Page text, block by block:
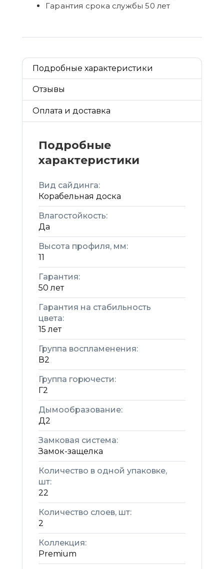
Гарантия срока службы 50 лет
Подробные характеристики
Отзывы
Оплата и доставка
Подробные
характеристики
Вид сайдинга:
Корабельная доска
Влагостойкость:
Да
Высота профиля, мм:
11
Гарантия:
50 лет
Гарантия на стабильность
цвета:
15 лет
Группа воспламенения:
В2
Группа горючести:
Г2
Дымообразование:
Д2
Замковая система:
Замок-защелка
Количество в одной упаковке,
шт:
22
Количество слоев, шт:
2
Коллекция:
Premium